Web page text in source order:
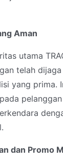
Aman
utama
telah
yang prima.
dan Promo